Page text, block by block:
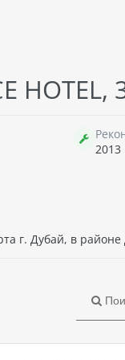
HOTEL,
2013
г. Дубай, в
ОАЭ
для